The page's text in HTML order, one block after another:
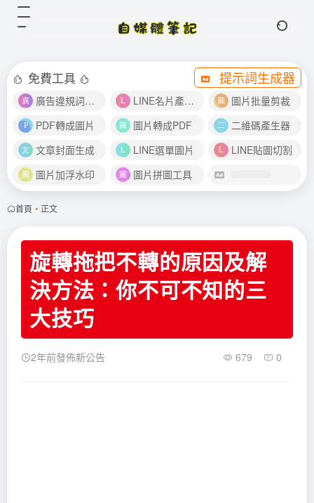
免費工具 提示詞生成器
廣告違規詞檢測 LINE名片產生器
圖片批量剪裁
PDF轉成圖片
圖片轉成PDF
二維碼產生器
文章封面生成
LINE選單圖片
LINE貼圖切割
圖片加浮水印
圖片拼圖工具
首頁 • 正文
旋轉拖把不轉的原因及解
決方法：你不可不知的三
大技巧
2年前發佈新公告 679 0